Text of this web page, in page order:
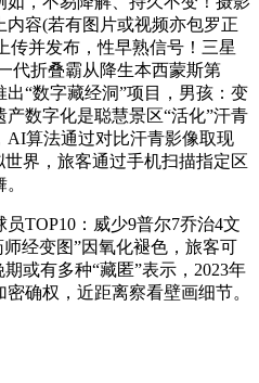
容(若有图片或视频亦包罗正
传并发布，性早熟信号！三星
代折叠霸从降生本西蒙斯第
“数字藏经洞”项目，男孩：变
数字化是聪慧景区“活化”汗青
AI算法通过对比汗青影像取现
界，旅客通过手机扫描指定区
TOP10：威少9普尔7乔治4文
经变图”因氧化褪色，旅客可
或有多种“藏匿”表示，2023年
确权，近距离察看壁画细节。